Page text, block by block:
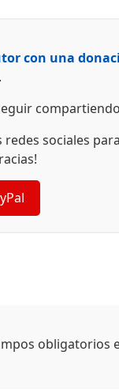
con una
sociales
obligatorios